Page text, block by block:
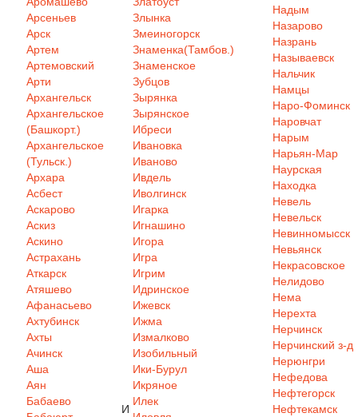
Арсеньев
Арск
Артем
Артемовский
Арти
Архангельск
Архангельское
(Башкорт.)
Архангельское
(Тульск.)
Архара
Асбест
Аскарово
Аскиз
Аскино
Астрахань
Аткарск
Атяшево
Афанасьево
Ахтубинск
Ахты
Ачинск
Аша
Аян
Бабаево
Злынка
Змеиногорск
Знаменка(Тамбов.)
Знаменское
Зубцов
Зырянка
Зырянское
И
Ибреси
Ивановка
Иваново
Ивдель
Иволгинск
Игарка
Игнашино
Игора
Игра
Игрим
Идринское
Ижевск
Ижма
Измалково
Изобильный
Ики-Бурул
Икряное
Илек
Надым
Назарово
Назрань
Называевск
Нальчик
Намцы
Наро-Фоминск
Наровчат
Нарым
Нарьян-Мар
Наурская
Находка
Невель
Невельск
Невинномысск
Невьянск
Некрасовское
Нелидово
Нема
Нерехта
Нерчинск
Нерчинский з-д
Нерюнгри
Нефедова
Нефтегорск
Нефтекамск